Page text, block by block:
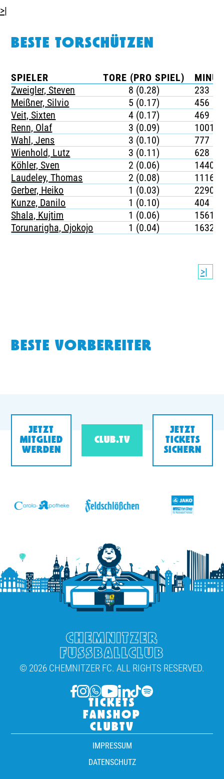
>|
BESTE TORSCHÜTZEN
SPIELER TORE (PRO SPIEL)
Zweigler, Steven
8 (0.28)
233
Meißner, Silvio
5 (0.17)
456
Veit, Sixten
4 (0.17)
469
Renn, Olaf
3 (0.09)
1001
Wahl, Jens
3 (0.10)
777
Wienhold, Lutz
3 (0.11)
628
Köhler, Sven
2 (0.06)
1440
Laudeley, Thomas
2 (0.08)
1116
Gerber, Heiko
1 (0.03)
2290
Kunze, Danilo
1 (0.10)
404
Shala, Kujtim
1 (0.06)
1561
Torunarigha, Ojokojo
1 (0.04) 1632
>|
BESTE VORBEREITER
JETZT
MITGLIED
WERDEN
CLUB.TV
JETZT
TICKETS
SICHERN
CHEMNITZER
FUSSBALLCLUB
© 2026 CHEMNITZER FC. ALL RIGHTS RESERVED.
TICKETS
FANSHOP
CLUBTV
IMPRESSUM
DATENSCHUTZ